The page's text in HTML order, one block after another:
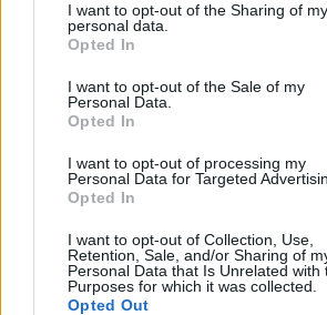
I want to opt-out of the Sharing of my
personal data.
Opted In
I want to opt-out of the Sale of my
Personal Data.
Opted In
I want to opt-out of processing my
Personal Data for Targeted
Opted In
I want to opt-out of Collection, Use,
Retention, Sale, and/or Sharing of
Personal Data that Is Unrelated with
Purposes for which it was collected.
Opted Out
Κορινθία: Μαίνεται η
Κινδύνευσαν πυροσβέστες
φλεγόμενο πευκοδάσος
17 Ιουλίου 2024 13:46